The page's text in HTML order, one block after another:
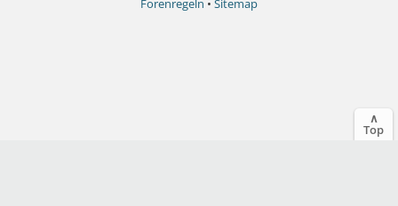
∧
Top